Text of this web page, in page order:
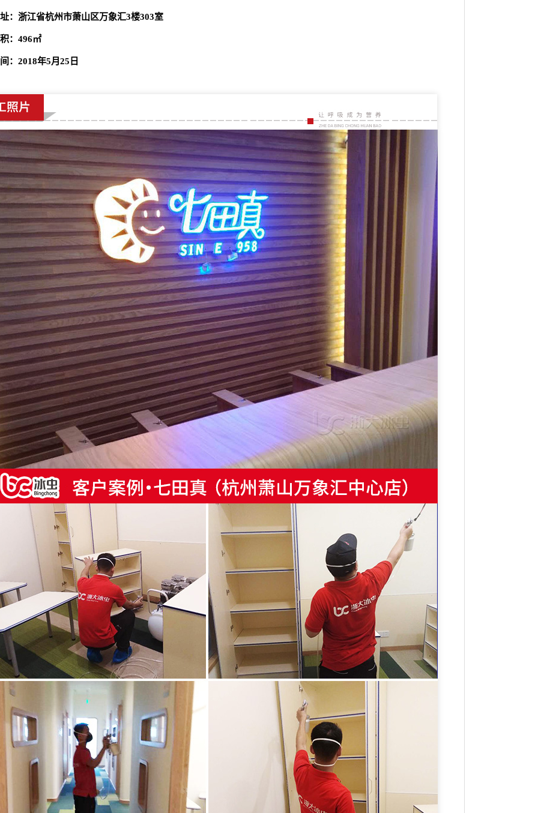
：浙江省杭州市萧山区万象汇3楼303室
：496㎡
：2018年5月25日